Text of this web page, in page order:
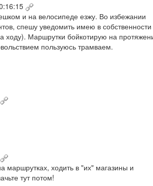
и на велосипеде езжу. Во избежании
спешу уведомить имею в
ходу). Маршрутки бойкотирую на
пользуюсь трамваем.
маршрутках, ходить в "их" магазины и
тут потом!